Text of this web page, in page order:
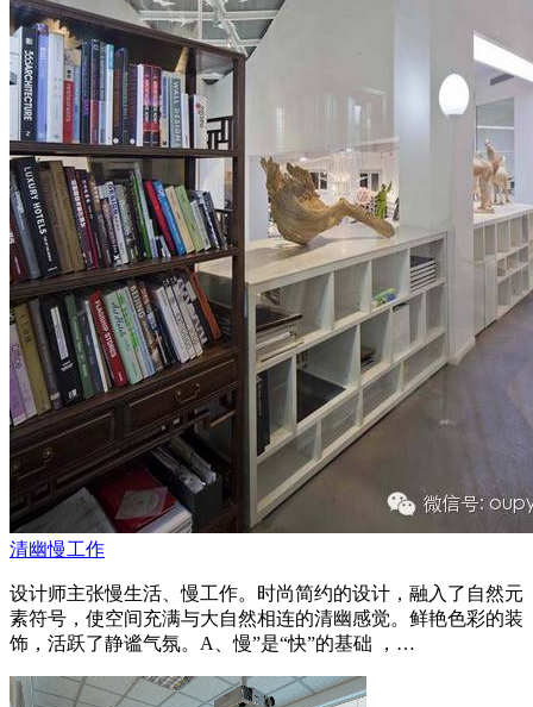
清幽慢工作
设计师主张慢生活、慢工作。时尚简约的设计，融入了自然元
素符号，使空间充满与大自然相连的清幽感觉。鲜艳色彩的装
饰，活跃了静谧气氛。A、慢”是“快”的基础 ，…